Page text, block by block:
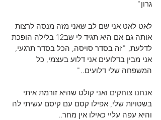
גרון"
לאט לאט אני שם לב שאני מזה מנסה לרצות
אותה גם אם היא תגיד לי שב12 בלילה הופכת
לדלעת, "זה בסדר סויסה, הכל בסדר תרגעי,
אני מבין בדלועים אני דלוע בעצמי, כל
המשפחה שלי דלועים.."
אנחנו צוחקים ואני קולט שהיא זורמת איתי
בשטויות שלי, אפילו קסם עם קיסם עשיתי לה
והיא עפה עליי כאילו אין מחר..